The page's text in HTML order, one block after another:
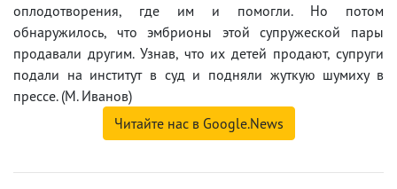
оплодотворения, где им и помогли. Но потом
обнаружилось, что эмбрионы этой супружеской пары
продавали другим. Узнав, что их детей продают, супруги
подали на институт в суд и подняли жуткую шумиху в
прессе. (М. Иванов)
Читайте нас в Google.News